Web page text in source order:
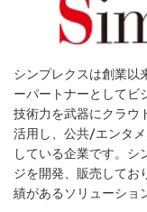
シンプレクスは創業以
ーパートナーとしてビ
技術力を武器にクラウ
活用し、公共/エンタ
している企業です。シ
ジを開発、販売してお
績があるソリューショ